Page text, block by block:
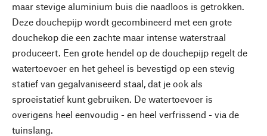
maar stevige aluminium buis die naadloos is getrokken.
Deze douchepijp wordt gecombineerd met een grote
douchekop die een zachte maar intense waterstraal
produceert. Een grote hendel op de douchepijp regelt de
watertoevoer en het geheel is bevestigd op een stevig
statief van gegalvaniseerd staal, dat je ook als
sproeistatief kunt gebruiken. De watertoevoer is
overigens heel eenvoudig - en heel verfrissend - via de
tuinslang.